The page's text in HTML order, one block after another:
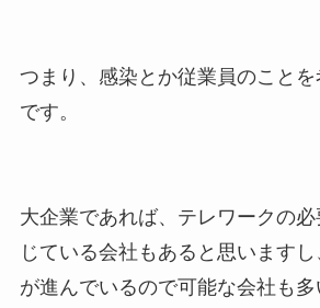
つまり、感染とか従業員のこと
です。
大企業であれば、テレワークの
じている会社もあると思います
が進んでいるので可能な会社も多